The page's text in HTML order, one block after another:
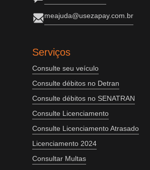
meajuda@usezapay.com.br
Serviços
Consulte seu veículo
Consulte débitos no Detran
Consulte débitos no SENATRAN
Consulte Licenciamento
Consulte Licenciamento Atrasado
Licenciamento 2024
Consultar Multas